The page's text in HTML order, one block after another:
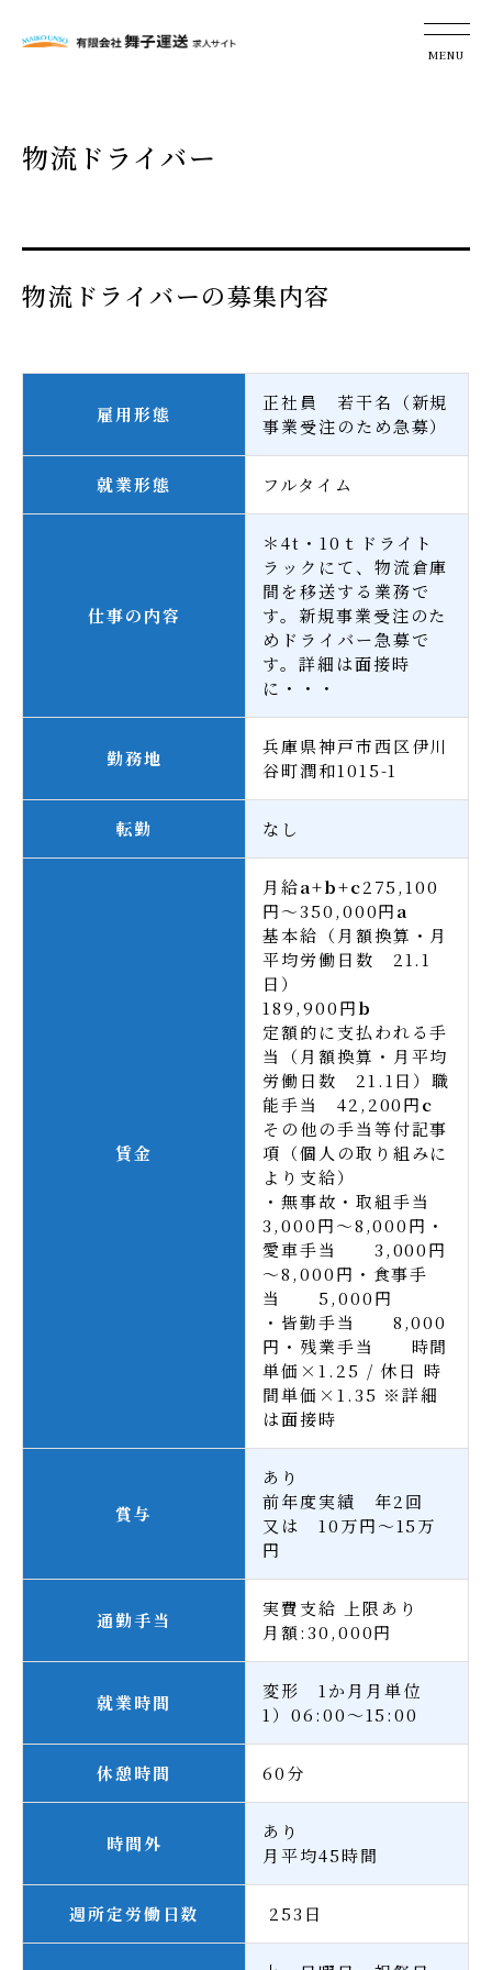
物流ドライバー
物流ドライバーの募集内容
雇用形態
正社員 若干名（新規
事業受注のため急募）
就業形態 フルタイム
仕事の内容
＊4t・10ｔドライト
ラックにて、物流倉庫
間を移送する業務で
す。新規事業受注のた
めドライバー急募で
す。詳細は面接時
に・・・
勤務地
兵庫県神戸市西区伊川
谷町潤和1015-1
転勤 なし
賃金
月給a+b+c275,100
円～350,000円a
基本給（月額換算・月
平均労働日数 21.1
日）
189,900円b
定額的に支払われる手
当（月額換算・月平均
労働日数 21.1日）職
能手当 42,200円c
その他の手当等付記事
項（個人の取り組みに
より支給）
・無事故・取組手当
3,000円～8,000円・
愛車手当 3,000円
～8,000円・食事手
当 5,000円
・皆勤手当 8,000
円・残業手当 時間
単価×1.25 / 休日 時
間単価×1.35 ※詳細
は面接時
賞与
あり
前年度実績 年2回
又は 10万円～15万
円
通勤手当
実費支給 上限あり
月額:30,000円
就業時間
変形 1か月月単位
1）06:00～15:00
休憩時間 60分
時間外
あり
月平均45時間
週所定労働日数 253日